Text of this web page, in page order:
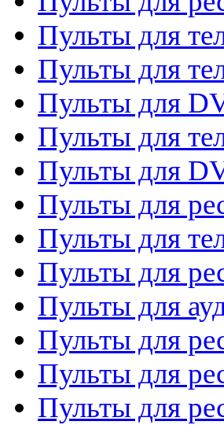
Пульты для
Пульты для
Пульты для
Пульты для
Пульты для
Пульты для
Пульты для
Пульты для
Пульты для
Пульты для
Пульты для
Пульты для